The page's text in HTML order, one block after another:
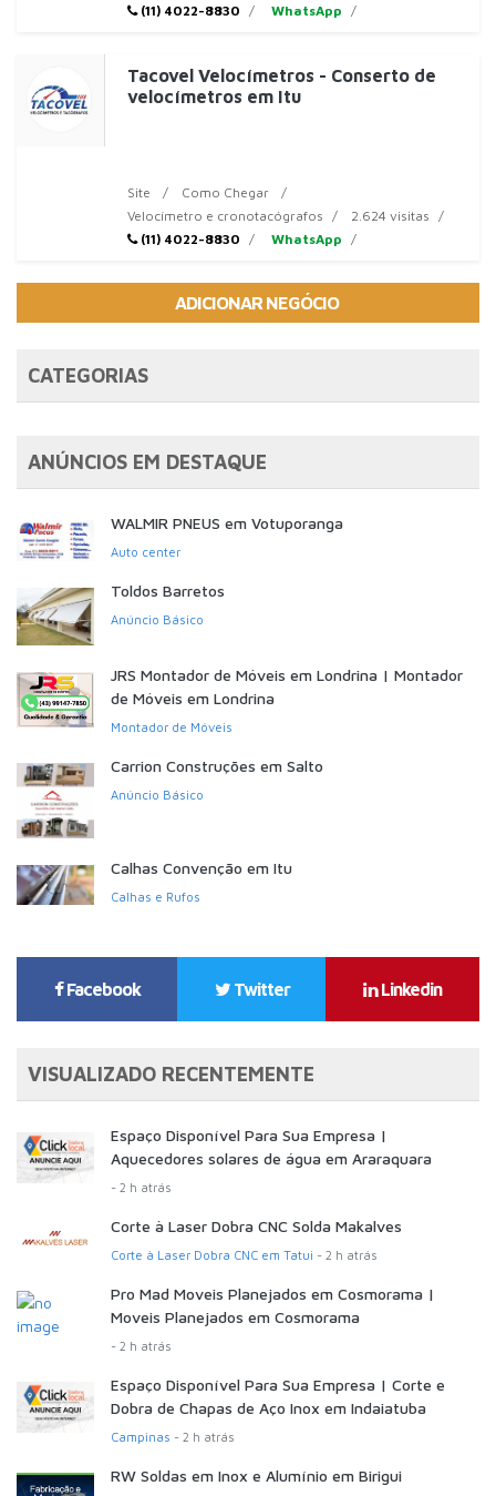
(11) 4022-8830
WhatsApp
Tacovel Velocímetros - Conserto de
velocímetros em Itu
Site
Como Chegar
Velocímetro e cronotacógrafos
2.624 visitas
(11) 4022-8830
WhatsApp
ADICIONAR NEGÓCIO
CATEGORIAS
ANÚNCIOS EM DESTAQUE
WALMIR PNEUS em Votuporanga
Auto center
Toldos Barretos
Anúncio Básico
JRS Montador de Móveis em Londrina | Montador
de Móveis em Londrina
Montador de Móveis
Carrion Construções em Salto
Anúncio Básico
Calhas Convenção em Itu
Calhas e Rufos
Facebook Twitter Linkedin
VISUALIZADO RECENTEMENTE
Espaço Disponível Para Sua Empresa |
Aquecedores solares de água em Araraquara
- 2 h atrás
Corte à Laser Dobra CNC Solda Makalves
Corte à Laser Dobra CNC em Tatui - 2 h atrás
Pro Mad Moveis Planejados em Cosmorama |
Moveis Planejados em Cosmorama
- 2 h atrás
Espaço Disponível Para Sua Empresa | Corte e
Dobra de Chapas de Aço Inox em Indaiatuba
Campinas - 2 h atrás
RW Soldas em Inox e Alumínio em Birigui